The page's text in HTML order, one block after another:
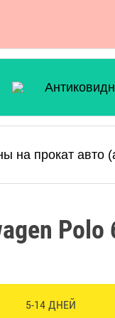
на прокат авто
Polo
5-14 ДНЕЙ